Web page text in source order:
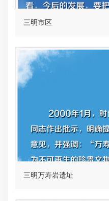
三明市区
三明万寿岩遗址